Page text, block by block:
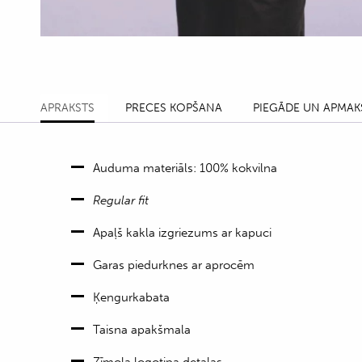
APRAKSTS PRECES KOPŠANA PIEGĀDE UN
Auduma materiāls: 100% kokvilna
Regular fit
Apaļš kakla izgriezums ar kapuci
Garas piedurknes ar aprocēm
Ķengurkabata
Taisna apakšmala